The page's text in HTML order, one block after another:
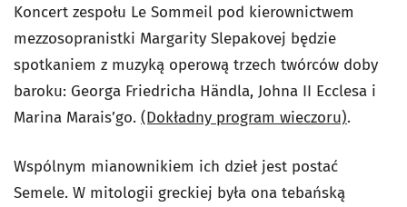
Koncert zespołu Le Sommeil pod kierownictwem
mezzosopranistki Margarity Slepakovej będzie
spotkaniem z muzyką operową trzech twórców doby
baroku: Georga Friedricha Händla, Johna II Ecclesa i
Marina Marais’go. (Dokładny program wieczoru).
Wspólnym mianownikiem ich dzieł jest postać
Semele. W mitologii greckiej była ona tebańską